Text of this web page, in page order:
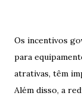
Os incentivos
para
atrativas, têm
Além disso, a